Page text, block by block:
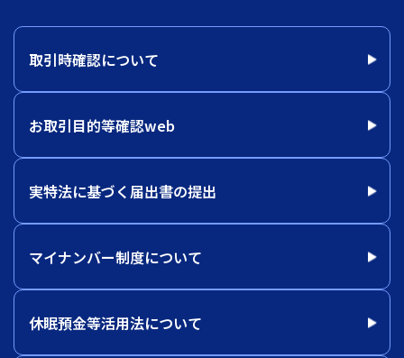
取引時確認について
お取引目的等確認web
実特法に基づく届出書の提出
マイナンバー制度について
休眠預金等活用法について